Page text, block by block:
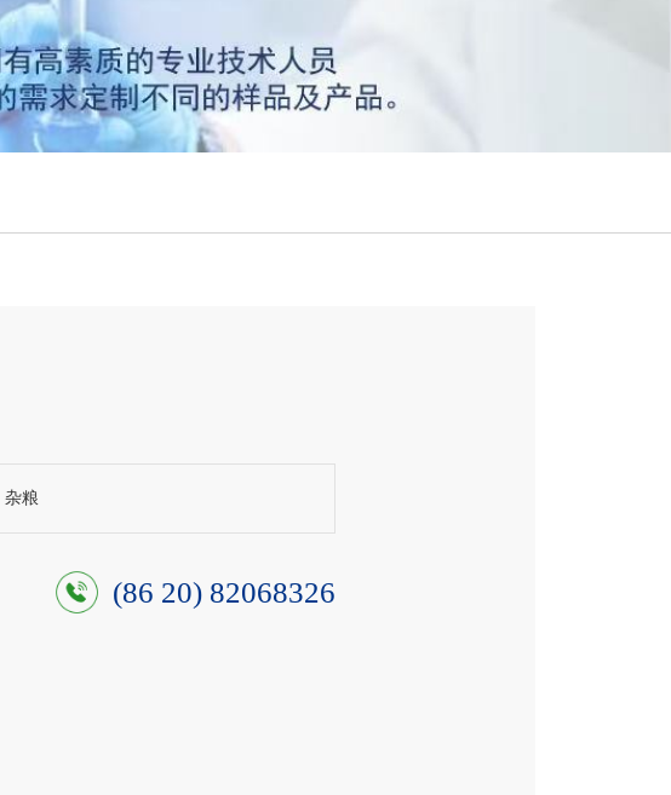
杂粮
(86 20) 82068326